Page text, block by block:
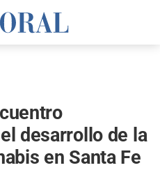
desarrollo de la
en Santa Fe